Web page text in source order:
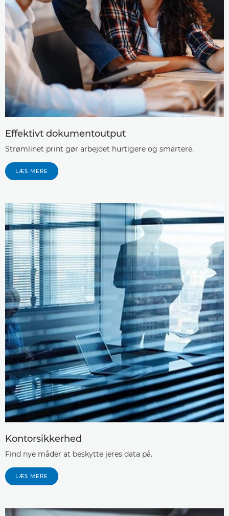
Effektivt dokumentoutput
Strømlinet print gør arbejdet hurtigere og smartere.
LÆS MERE
Kontorsikkerhed
Find nye måder at beskytte jeres data på.
LÆS MERE